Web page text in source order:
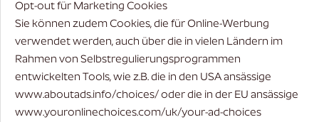
Opt-out für Marketing Cookies
Sie können zudem Cookies, die für Online-Werbung
verwendet werden, auch über die in vielen Ländern im
Rahmen von Selbstregulierungsprogrammen
entwickelten Tools, wie z.B. die in den USA ansässige
www.aboutads.info/choices/ oder die in der EU ansässige
www.youronlinechoices.com/uk/your-ad-choices